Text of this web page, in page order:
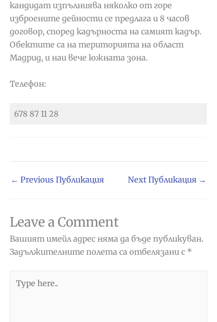
кандидат изпълниява няколко от горе
изброените дейности се предлага и 8 часов
договор, според кадърноста на самият кадър.
Обектите са на територията на област
Мадрид, и наи вече южната зона.
Телефон:
678 87 11 28
← Previous Публикация Next Публикация →
Leave a Comment
Вашият имейл адрес няма да бъде публикуван.
Задължителните полета са отбелязани с *
here..